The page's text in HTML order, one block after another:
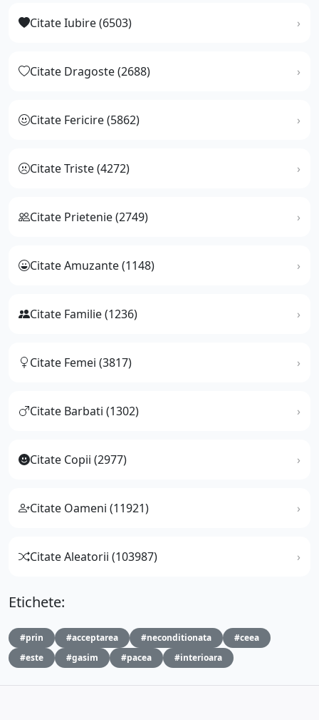
Citate Iubire (6503)
Citate Dragoste (2688)
Citate Fericire (5862)
Citate Triste (4272)
Citate Prietenie (2749)
Citate Amuzante (1148)
Citate Familie (1236)
Citate Femei (3817)
Citate Barbati (1302)
Citate Copii (2977)
Citate Oameni (11921)
Citate Aleatorii (103987)
Etichete:
#prin #acceptarea #neconditionata
#ceea
#este
#gasim #pacea #interioara